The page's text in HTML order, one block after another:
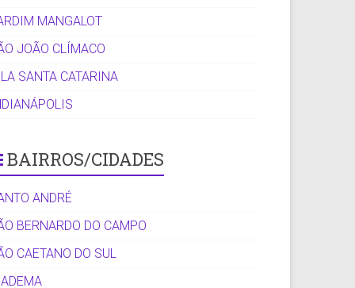
MANGALOT
JOÃO CLÍMACO
SANTA CATARINA
BAIRROS/CIDADES
ANDRÉ
BERNARDO DO CAMPO
CAETANO DO SUL